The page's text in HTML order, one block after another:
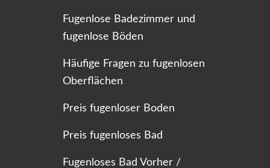
Fugenlose Badezimmer und
fugenlose Böden
Häufige Fragen zu fugenlosen
Oberflächen
Preis fugenloser Boden
Preis fugenloses Bad
Fugenloses Bad Vorher /